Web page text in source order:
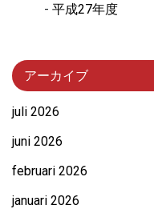
平成27年度
アーカイブ
juli 2026
juni 2026
februari 2026
januari 2026